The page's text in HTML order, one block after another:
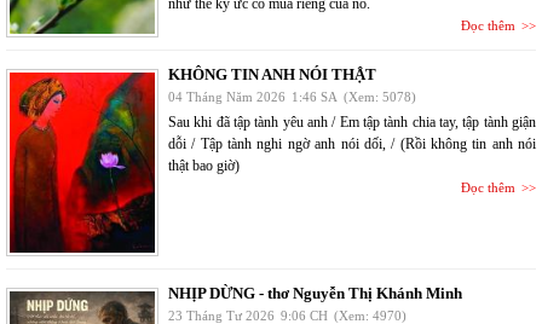
như thể ký ức có mùa riêng của nó.
Đọc thêm
KHÔNG TIN ANH NÓI THẬT
04 Tháng Năm 2026 1:46 SA (Xem: 5078)
Sau khi đã tập tành yêu anh / Em tập tành chia tay, tập tành giận
dỗi / Tập tành nghi ngờ anh nói dối, / (Rồi không tin anh nói
thật bao giờ)
Đọc thêm
NHỊP DỪNG - thơ Nguyễn Thị Khánh Minh
23 Tháng Tư 2026 9:06 CH (Xem: 4970)